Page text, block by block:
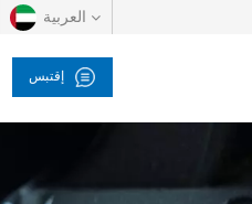
العربية
إقتبس